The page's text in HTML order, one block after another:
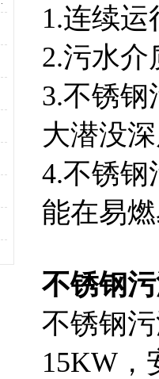
1.连续
2.污水介
3.不锈钢
大潜没
4.不锈钢
能在易
不锈钢
不锈钢
15KW，